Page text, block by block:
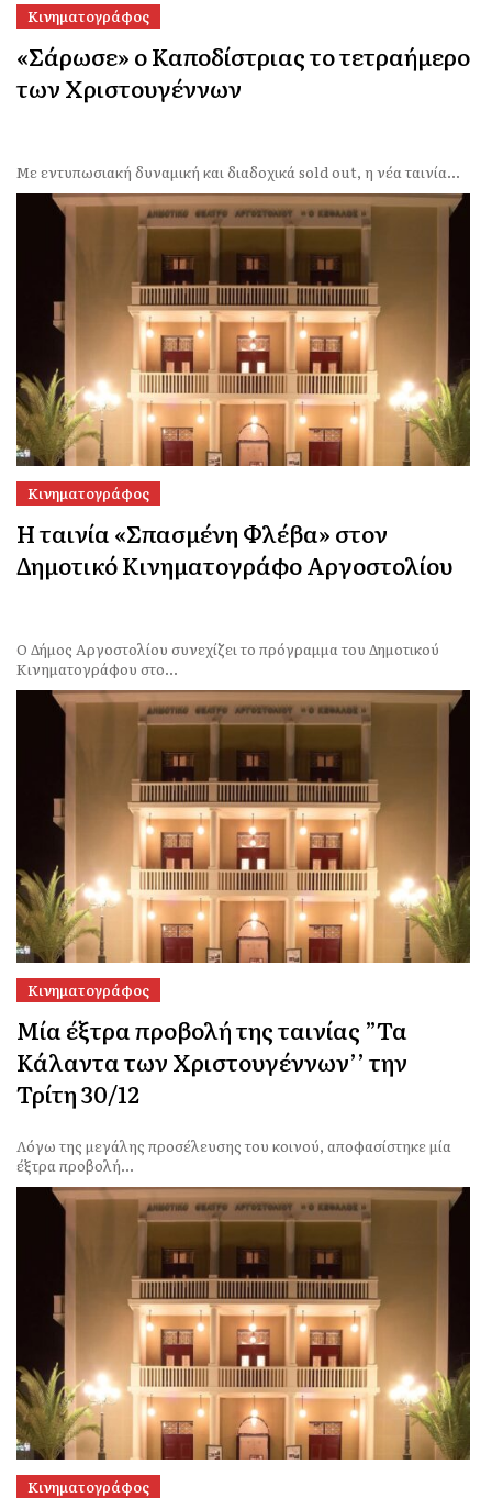
Κινηματογράφος
«Σάρωσε» ο Καποδίστριας το τετραήμερο
των Χριστουγέννων
Με εντυπωσιακή δυναμική και διαδοχικά sold out, η νέα ταινία...
Κινηματογράφος
Η ταινία «Σπασμένη Φλέβα» στον
Δημοτικό Κινηματογράφο Αργοστολίου
Ο Δήμος Αργοστολίου συνεχίζει το πρόγραμμα του Δημοτικού
Κινηματογράφου στο...
Κινηματογράφος
Μία έξτρα προβολή της ταινίας ”Τα
Κάλαντα των Χριστουγέννων’’ την
Τρίτη 30/12
Λόγω της μεγάλης προσέλευσης του κοινού, αποφασίστηκε μία
έξτρα προβολή...
Κινηματογράφος